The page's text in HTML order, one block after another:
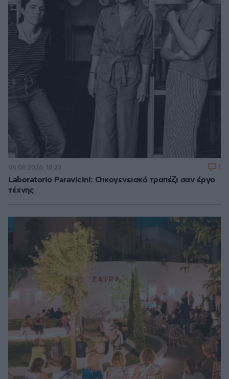
Laboratorio Paravicini: Οικογενειακό τραπέζι σαν έργο
τέχνης
08.08.2026, 10:23 1